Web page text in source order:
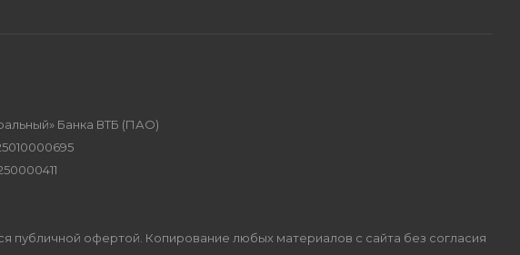
Банка ВТБ (ПАО)
публичной офертой. Копирование любых материалов с сайта без согласия